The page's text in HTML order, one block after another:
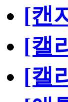
[캔
[캘
[캘